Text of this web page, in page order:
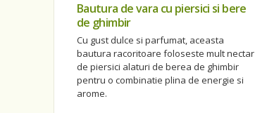
Bautura de vara cu piersici si bere
de ghimbir
Cu gust dulce si parfumat, aceasta
bautura racoritoare foloseste mult nectar
de piersici alaturi de berea de ghimbir
pentru o combinatie plina de energie si
arome.